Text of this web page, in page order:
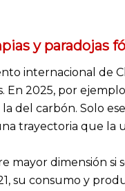
y paradojas
internacional de
En 2025, por
del carbón. Solo
trayectoria que la
mayor dimensión si
su consumo y